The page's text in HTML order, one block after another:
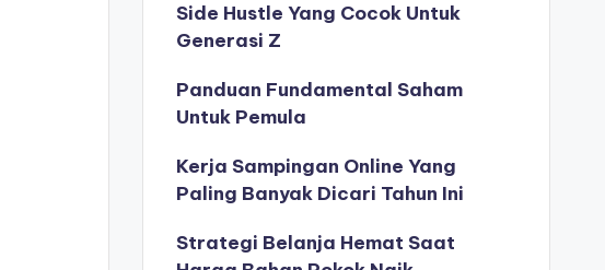
Side Hustle Yang Cocok Untuk
Generasi Z
Panduan Fundamental Saham
Untuk Pemula
Kerja Sampingan Online Yang
Paling Banyak Dicari Tahun Ini
Strategi Belanja Hemat Saat